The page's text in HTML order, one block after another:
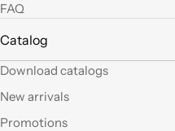
FAQ
Catalog
Download catalogs
New arrivals
Promotions